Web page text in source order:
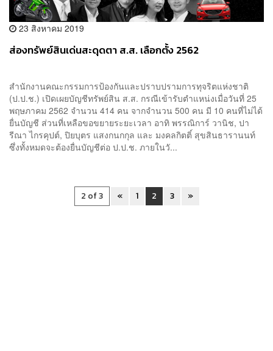
23 สิงหาคม 2019
ส่องทรัพย์สินเด่นสะดุดตา ส.ส. เลือกตั้ง 2562
สำนักงานคณะกรรมการป้องกันและปราบปรามการทุจริตแห่งชาติ
(ป.ป.ช.) เปิดเผยบัญชีทรัพย์สิน ส.ส. กรณีเข้ารับตำแหน่งเมื่อวันที่ 25
พฤษภาคม 2562 จำนวน 414 คน จากจำนวน 500 คน มี 10 คนที่ไม่ได้
ยื่นบัญชี ส่วนที่เหลือขอขยายระยะเวลา อาทิ พรรณิการ์ วานิช, ปา
รีณา ไกรคุปต์, ปิยบุตร แสงกนกกุล และ มงคลกิตติ์ สุขสินธารานนท์
ซึ่งทั้งหมดจะต้องยื่นบัญชีต่อ ป.ป.ช. ภายในวั...
2 of 3 « 1 2 3 »